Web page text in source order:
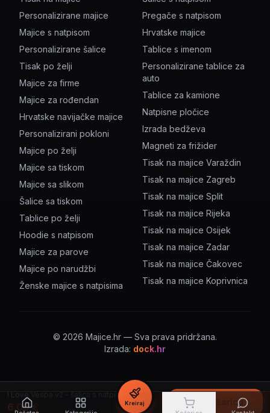
I Love Vespa v2 – šalica s natpisom
6.00€ U košaricu
Personalizirane majice
Majice s natpisom
Personalizirane šalice
Tisak po želji
Majice za firme
Majice za rođendan
Hrvatske navijačke majice
Personalizirani pokloni
Majice po želji
Majice sa tiskom
Majice sa slikom
Šalice sa tiskom
Tablice po želji
Hoodie s natpisom
Majice za parove
Majice po narudžbi
Ženske majice s natpisima
Pregače s natpisom
Hrvatske majice
Tablice s imenom
Personalizirane tablice za
auto
Tablice za kamione
Natpisne pločice
Izrada bedževa
Magneti za frižider
Tisak na majice Varaždin
Tisak na majice Zagreb
Tisak na majice Split
Tisak na majice Rijeka
Tisak na majice Osijek
Tisak na majice Zadar
Tisak na majice Čakovec
Tisak na majice Koprivnica
© 2026 Majice.hr — Sva prava pridržana.
Izrada: dock.hr
Kreiraj